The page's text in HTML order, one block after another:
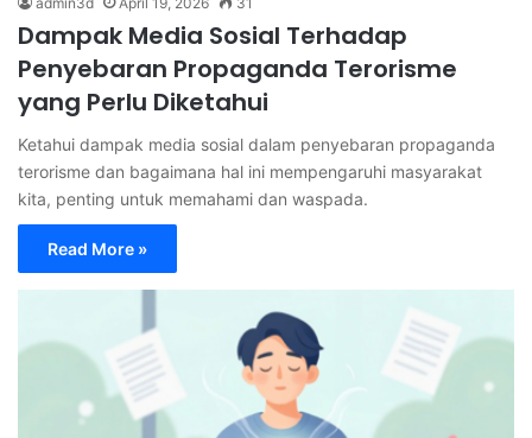
Dampak Media Sosial Terhadap
Penyebaran Propaganda Terorisme
yang Perlu Diketahui
Ketahui dampak media sosial dalam penyebaran propaganda
terorisme dan bagaimana hal ini mempengaruhi masyarakat
kita, penting untuk memahami dan waspada.
Read More »